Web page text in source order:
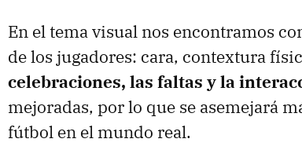
En el tema visual nos encontramos
de los jugadores: cara, contextura
celebraciones, las faltas y la
mejoradas, por lo que se asemejará
fútbol en el mundo real.